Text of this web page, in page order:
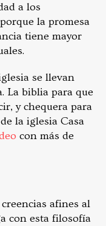
a los
la promesa
tiene mayor
se llevan
La biblia para que
y chequera para
la iglesia Casa
con más de
afines al
con esta filosofía